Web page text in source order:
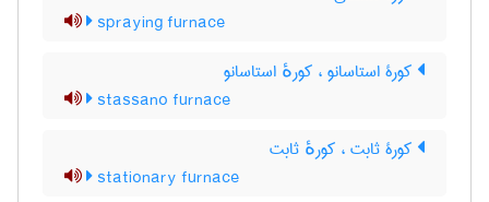
spraying furnace
کورۀ استاسانو ، کورهٔ استاسانو
stassano furnace
کورۀ ثابت ، کورهٔ ثابت
stationary furnace